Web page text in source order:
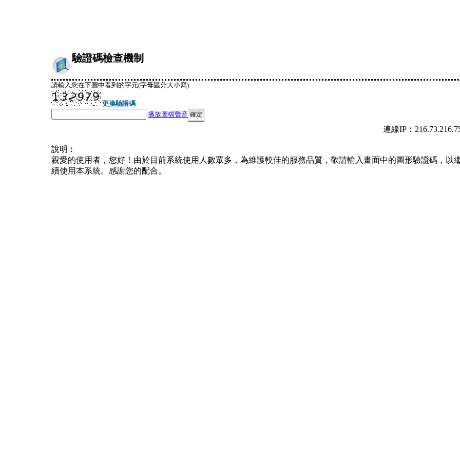
驗證碼檢查機制
請輸入您在下圖中看到的字元(字母區分大小寫)
更換驗證碼
播放圖檔聲音
連線
說明︰
親愛的使用者，您好！由於目前系統使用人數眾多，為維護較佳的服務品質，敬請輸入畫面中的圖形驗證碼，以
續使用本系統。感謝您的配合。